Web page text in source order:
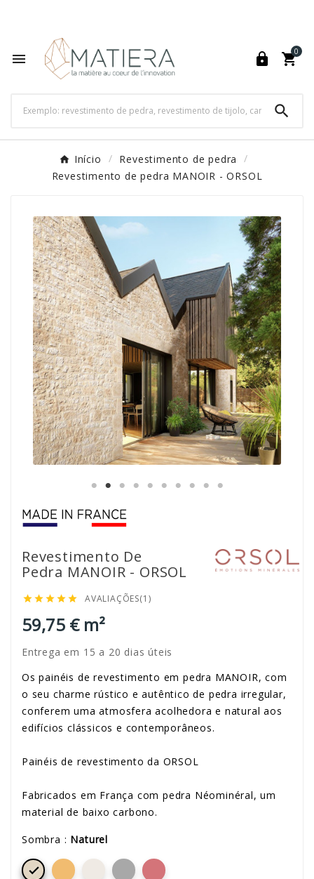
  
0

Início
Revestimento de pedra
Revestimento de pedra MANOIR - ORSOL
Revestimento De
Pedra MANOIR - ORSOL
     AVALIAÇÕES(1)
59,75 € m²
Entrega em 15 a 20 dias úteis
Os painéis de revestimento em pedra MANOIR, com
o seu charme rústico e autêntico de pedra irregular,
conferem uma atmosfera acolhedora e natural aos
edifícios clássicos e contemporâneos.
Painéis de revestimento da ORSOL
Fabricados em França com pedra Néominéral, um
material de baixo carbono.
Sombra : Naturel
